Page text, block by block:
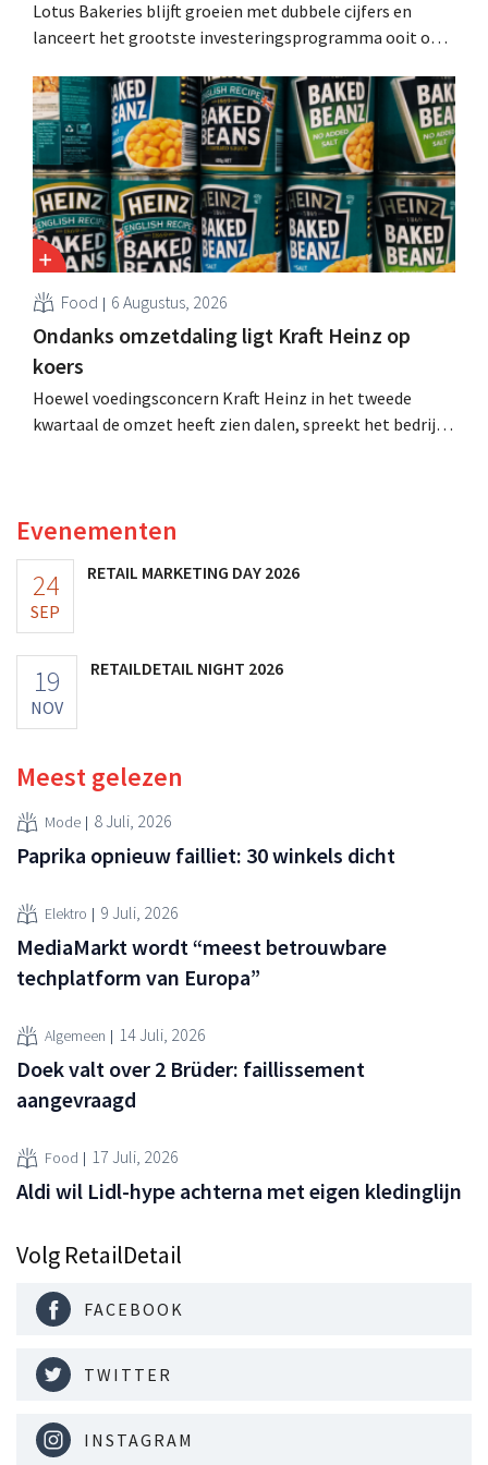
Lotus Bakeries blijft groeien met dubbele cijfers en
lanceert het grootste investeringsprogramma ooit om
moeten dit momentum grijpen”.
Food 6 Augustus, 2026
Ondanks omzetdaling ligt Kraft Heinz op
koers
Hoewel voedingsconcern Kraft Heinz in het tweede
kwartaal de omzet heeft zien dalen, spreekt het bedrijf
Evenementen
24
SEP
RETAIL MARKETING DAY 2026
19
NOV
RETAILDETAIL NIGHT 2026
Meest gelezen
Mode 8 Juli, 2026
Paprika opnieuw failliet: 30 winkels dicht
Elektro 9 Juli, 2026
MediaMarkt wordt “meest betrouwbare
techplatform van Europa”
Algemeen 14 Juli, 2026
Doek valt over 2 Brüder: faillissement
aangevraagd
Food 17 Juli, 2026
Aldi wil Lidl-hype achterna met eigen kledinglijn
Volg RetailDetail
FACEBOOK
TWITTER
INSTAGRAM